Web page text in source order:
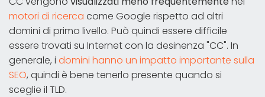
motori di ricerca come Google rispetto ad altri
domini di primo livello. Può quindi essere difficile
essere trovati su Internet con la desinenza "CC". In
generale, i domini hanno un impatto importante sulla
SEO, quindi è bene tenerlo presente quando si
sceglie il TLD.